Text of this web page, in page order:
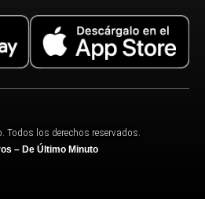
Todos los derechos reservados.
– De Último Minuto